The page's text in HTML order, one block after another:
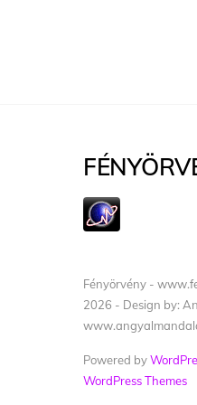
Fényörvény -
2026 - Design by:
Powered by
WordPress Themes